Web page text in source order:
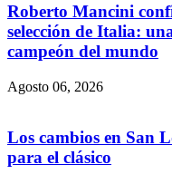
Roberto Mancini
selección de Italia:
campeón del mundo
Agosto 06, 2026
Los cambios en San
para el clásico